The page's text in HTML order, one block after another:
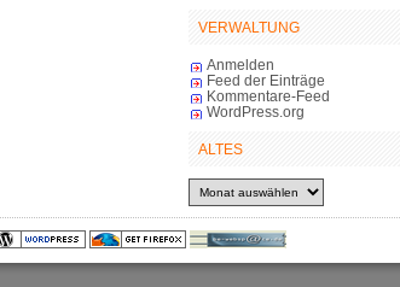
VERWALTUNG
Anmelden
Feed der Einträge
Kommentare-Feed
WordPress.org
ALTES
Altes